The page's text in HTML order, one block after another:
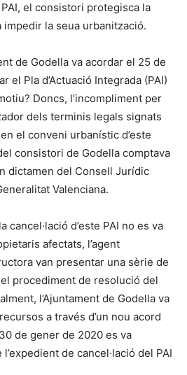
el consistori protegisca la
la seua urbanització.
de Godella va acordar el 25 de
el Pla d’Actuació Integrada (PAI)
Doncs, l’incompliment per
dels terminis legals signats
el conveni urbanístic d’este
consistori de Godella comptava
dictamen del Consell Jurídic
Valenciana.
cancel·lació d’este PAI no es va
afectats, l’agent
van presentar una sèrie de
procediment de resolució del
l’Ajuntament de Godella va
a través d’un nou acord
de gener de 2020 es va
de cancel·lació del PAI